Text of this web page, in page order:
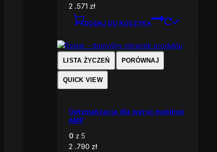
2 .571 zł
DODAJ DO KOSZYKA
LISTA ŻYCZEŃ PORÓWNAJ
QUICK VIEW
Optymalizacja dla wersji mobilnej
AMP
0 z 5
2 .790 zł